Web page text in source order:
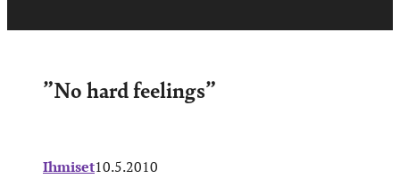
”No hard feelings”
Ihmiset10.5.2010